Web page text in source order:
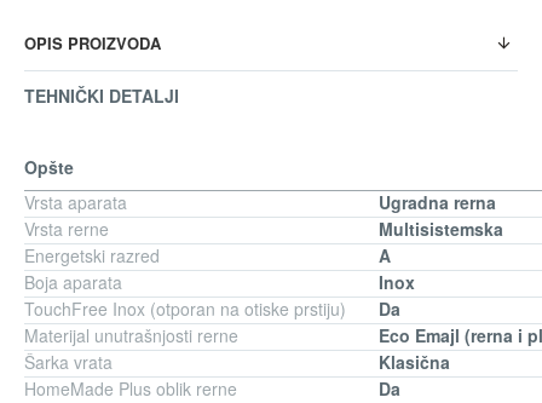
OPIS PROIZVODA
TEHNIČKI DETALJI
Opšte
Vrsta aparata
Ugradna rerna
Vrsta rerne
Multisistemska
Energetski razred
A
Boja aparata
Inox
TouchFree Inox (otporan na otiske prstiju)
Da
Materijal unutrašnjosti rerne
Eco Emajl (rerna i
Šarka vrata
Klasična
HomeMade Plus oblik rerne
Da